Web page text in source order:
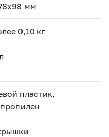
мм
0,10 кг
пластик,